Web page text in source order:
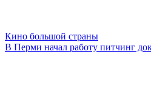
Кино большой страны
В Перми начал работу питчинг